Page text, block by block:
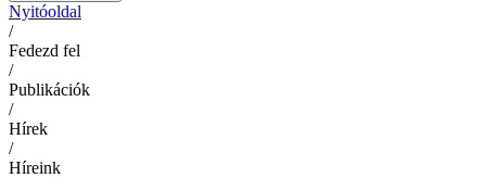
Nyitóoldal
/
Fedezd fel
/
Publikációk
/
Hírek
/
Híreink